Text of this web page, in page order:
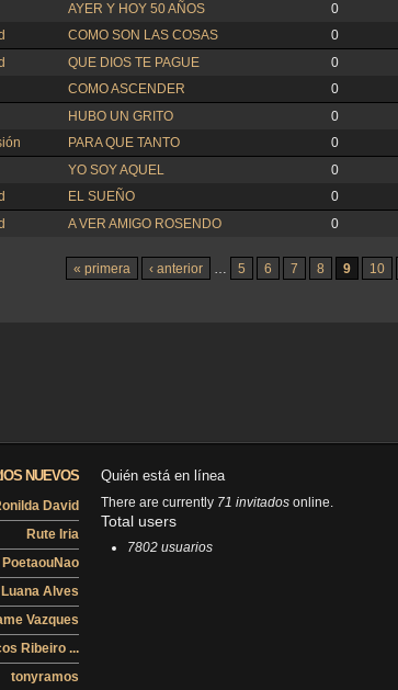
AYER Y HOY 50 AÑOS 0
COMO SON LAS COSAS 0
QUE DIOS TE PAGUE 0
COMO ASCENDER 0
HUBO UN GRITO 0
PARA QUE TANTO 0
YO SOY AQUEL 0
EL SUEÑO 0
A VER AMIGO ROSENDO 0
« primera ‹ anterior … 5 6 7 8 9 10
NUEVOS
David
Rute Iria
PoetaouNao
Luana Alves
Vazques
Ribeiro ...
tonyramos
Quién está en línea
There are currently 71 invitadosonline.
Total users
7802 usuarios